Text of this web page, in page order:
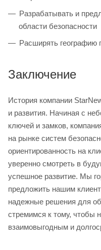
Разрабатывать и
области безопасности
Расширять
Заключение
История компании
и развития. Начиная с
ключей и замков,
на рынке систем
ориентированность на
уверенно смотреть в
успешное развитие. Мы
предложить нашим
надежные решения для
стремимся к тому, чтобы
взаимовыгодным и